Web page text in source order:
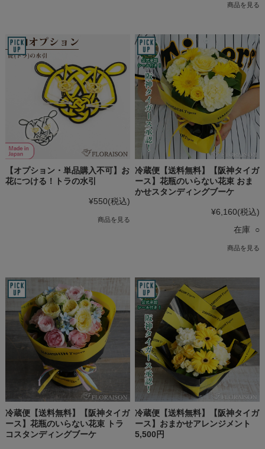
商品を見る
【オプション・単品購入不可】お
花につける！トラの水引
¥550(税込)
商品を見る
冷蔵便【送料無料】【阪神タイガ
ース】花瓶のいらない花束 おま
かせスタンディングブーケ
¥6,160(税込)
在庫 ○
商品を見る
冷蔵便【送料無料】【阪神タイガ
ース】花瓶のいらない花束 トラ
コスタンディングブーケ
冷蔵便【送料無料】【阪神タイガ
ース】おまかせアレンジメント
5,500円